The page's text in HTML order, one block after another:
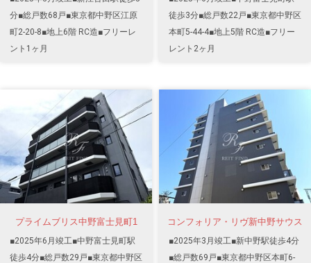
分■総戸数68戸■東京都中野区江原
町2-20-8■地上6階 RC造■フリーレ
ント1ヶ月
徒歩3分■総戸数22戸■東京都中野区
本町5-44-4■地上5階 RC造■フリー
レント2ヶ月
プライムブリス中野富士見町1
■2025年6月竣工■中野富士見町駅
徒歩4分■総戸数29戸■東京都中野区
コンフォリア・リヴ新中野サウス
■2025年3月竣工■新中野駅徒歩4分
■総戸数69戸■東京都中野区本町6-